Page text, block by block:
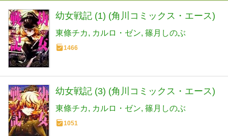
幼女戦記 (1) (角川コミックス・エース)
東條チカ カルロ・ゼン 篠月しのぶ
1466
幼女戦記 (3) (角川コミックス・エース)
東條チカ カルロ・ゼン 篠月しのぶ
1051